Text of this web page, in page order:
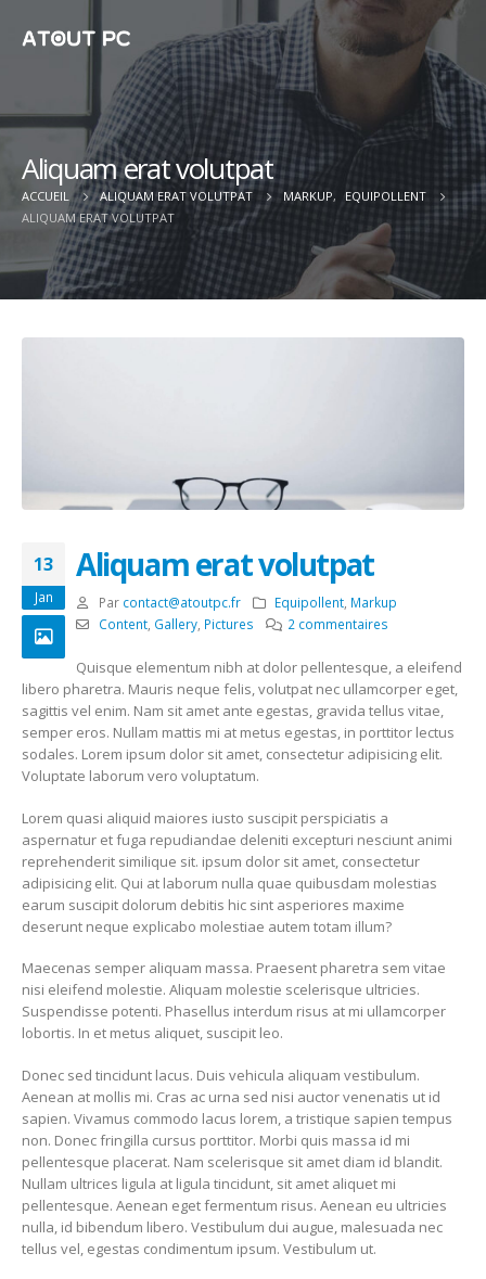
Aliquam erat volutpat
ACCUEIL ALIQUAM ERAT VOLUTPAT MARKUP,
EQUIPOLLENT
ALIQUAM ERAT VOLUTPAT
13
Jan
Aliquam erat volutpat
Par contact@atoutpc.fr Equipollent, Markup
Content, Gallery, Pictures 2 commentaires
Quisque elementum nibh at dolor pellentesque, a eleifend
libero pharetra. Mauris neque felis, volutpat nec ullamcorper eget,
sagittis vel enim. Nam sit amet ante egestas, gravida tellus vitae,
semper eros. Nullam mattis mi at metus egestas, in porttitor lectus
sodales. Lorem ipsum dolor sit amet, consectetur adipisicing elit.
Voluptate laborum vero voluptatum.
Lorem quasi aliquid maiores iusto suscipit perspiciatis a
aspernatur et fuga repudiandae deleniti excepturi nesciunt animi
reprehenderit similique sit. ipsum dolor sit amet, consectetur
adipisicing elit. Qui at laborum nulla quae quibusdam molestias
earum suscipit dolorum debitis hic sint asperiores maxime
deserunt neque explicabo molestiae autem totam illum?
Maecenas semper aliquam massa. Praesent pharetra sem vitae
nisi eleifend molestie. Aliquam molestie scelerisque ultricies.
Suspendisse potenti. Phasellus interdum risus at mi ullamcorper
lobortis. In et metus aliquet, suscipit leo.
Donec sed tincidunt lacus. Duis vehicula aliquam vestibulum.
Aenean at mollis mi. Cras ac urna sed nisi auctor venenatis ut id
sapien. Vivamus commodo lacus lorem, a tristique sapien tempus
non. Donec fringilla cursus porttitor. Morbi quis massa id mi
pellentesque placerat. Nam scelerisque sit amet diam id blandit.
Nullam ultrices ligula at ligula tincidunt, sit amet aliquet mi
pellentesque. Aenean eget fermentum risus. Aenean eu ultricies
nulla, id bibendum libero. Vestibulum dui augue, malesuada nec
tellus vel, egestas condimentum ipsum. Vestibulum ut.